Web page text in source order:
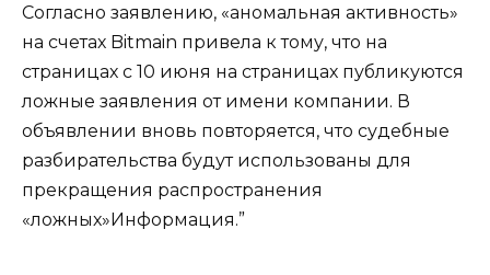
Согласно заявлению, «аномальная активность»
на счетах Bitmain привела к тому, что на
страницах с 10 июня на страницах публикуются
ложные заявления от имени компании. В
объявлении вновь повторяется, что судебные
разбирательства будут использованы для
прекращения распространения
«ложных»Информация.”